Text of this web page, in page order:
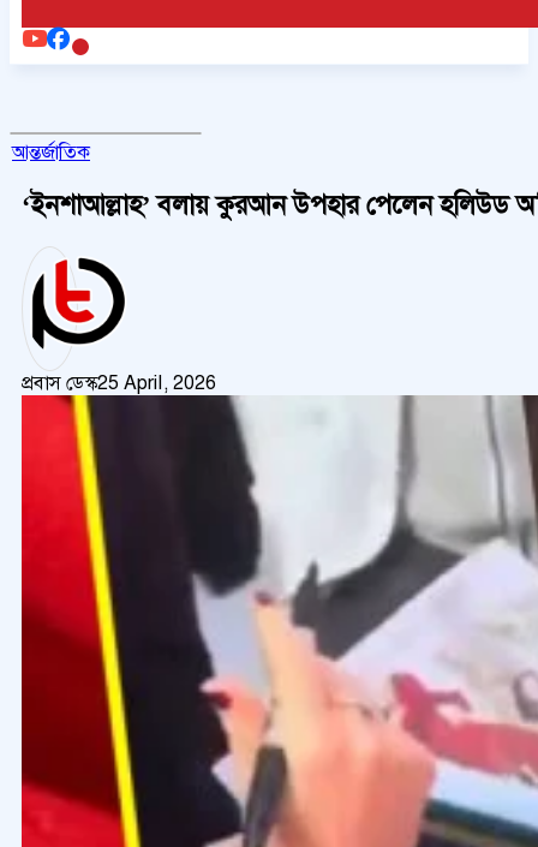
আন্তর্জাতিক
‘ইনশাআল্লাহ’ বলায় কুরআন উপহার পেলেন হলিউড
প্রবাস ডেস্ক25 April, 2026